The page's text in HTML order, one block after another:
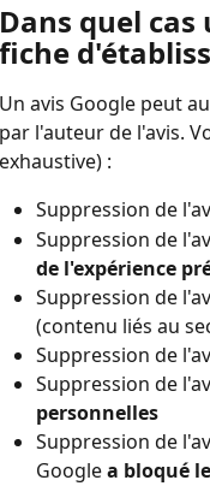
Dans quel
fiche
Un avis Google peut
par l'auteur de l'avis.
exhaustive) :
Suppression de
Suppression de
de l'expérience
Suppression de
(contenu liés au
Suppression de
Suppression de
personnelles
Suppression de
Google a bloqué